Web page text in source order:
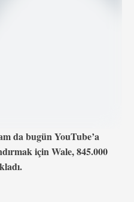
da bugün YouTube’a
için Wale, 845.000